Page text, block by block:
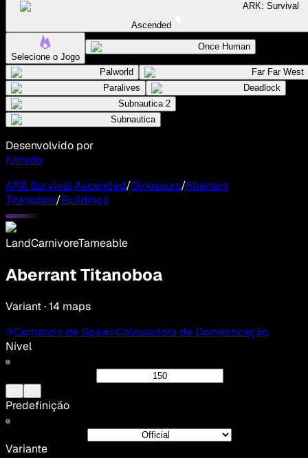
ARK: Survival
Ascended
Selecione o Jogo
Once Human
Palworld
Far Far West
Paralives
Deadlock
Subnautica 2
Subnautica
Desenvolvido por
Nitrado
ARK Survival Ascended/Dinosaurs/Aberrant
Titanoboa/Buildings
LandCarnivoreTameable
Aberrant Titanoboa
Variant · 14 maps
Comando de SpawnCalculadora de Domesticação
Nível
Predefinição
Variante